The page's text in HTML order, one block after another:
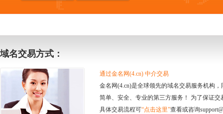
域名交易方式：
通过金名网(4.cn) 中介交易
金名网(4.cn)是全球领先的域名交易服务机构
简单、安全、专业的第三方服务！ 为了保证
具体交易流程可“点击这里”查看或咨询